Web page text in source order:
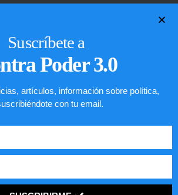
Suscríbete a
Poder 3.0
artículos, información sobre política,
con tu email.